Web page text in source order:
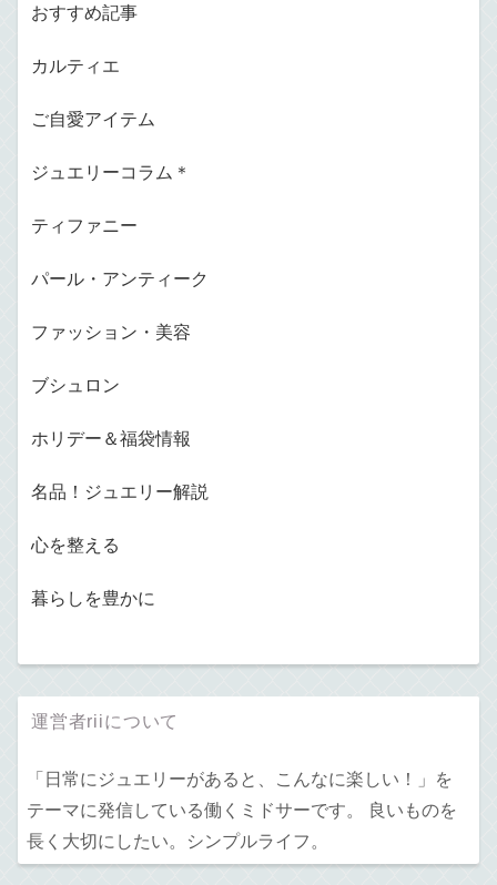
おすすめ記事
カルティエ
ご自愛アイテム
ジュエリーコラム＊
ティファニー
パール・アンティーク
ファッション・美容
ブシュロン
ホリデー＆福袋情報
名品！ジュエリー解説
心を整える
暮らしを豊かに
運営者riiについて
「日常にジュエリーがあると、こんなに楽しい！」を
テーマに発信している働くミドサーです。 良いものを
長く大切にしたい。シンプルライフ。